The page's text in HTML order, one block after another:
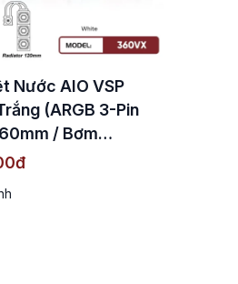
Nước AIO VSP
(ARGB 3-Pin
/ Bơm